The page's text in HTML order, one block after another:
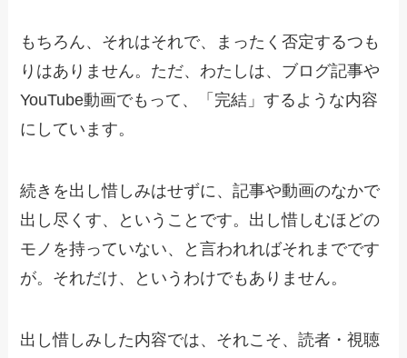
もちろん、それはそれで、まったく否定するつも
りはありません。ただ、わたしは、ブログ記事や
YouTube動画でもって、「完結」するような内容
にしています。
続きを出し惜しみはせずに、記事や動画のなかで
出し尽くす、ということです。出し惜しむほどの
モノを持っていない、と言われればそれまでです
が。それだけ、というわけでもありません。
出し惜しみした内容では、それこそ、読者・視聴